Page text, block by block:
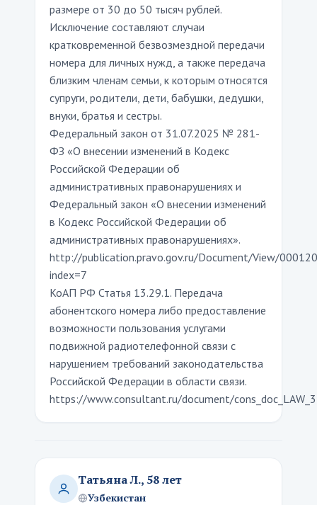
размере от 30 до 50 тысяч рублей.
Исключение составляют случаи
кратковременной безвозмездной передачи
номера для личных нужд, а также передача
близким членам семьи, к которым относятся
супруги, родители, дети, бабушки, дедушки,
внуки, братья и сестры.
Федеральный закон от 31.07.2025 № 281-
ФЗ «О внесении изменений в Кодекс
Российской Федерации об
административных правонарушениях и
Федеральный закон «О внесении изменений
в Кодекс Российской Федерации об
административных правонарушениях».
http://publication.pravo.gov.ru/Document/View/
index=7
КоАП РФ Статья 13.29.1. Передача
абонентского номера либо предоставление
возможности пользования услугами
подвижной радиотелефонной связи с
нарушением требований законодательства
Российской Федерации в области связи.
https://www.consultant.ru/document/
Татьяна Л., 58 лет
Узбекистан